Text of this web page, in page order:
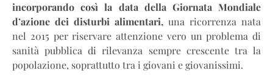
incorporando così la data della Giornata Mondiale
d’azione dei disturbi alimentari, una ricorrenza nata
nel 2015 per riservare attenzione vero un problema di
sanità pubblica di rilevanza sempre crescente tra la
popolazione, soprattutto tra i giovani e giovanissimi.